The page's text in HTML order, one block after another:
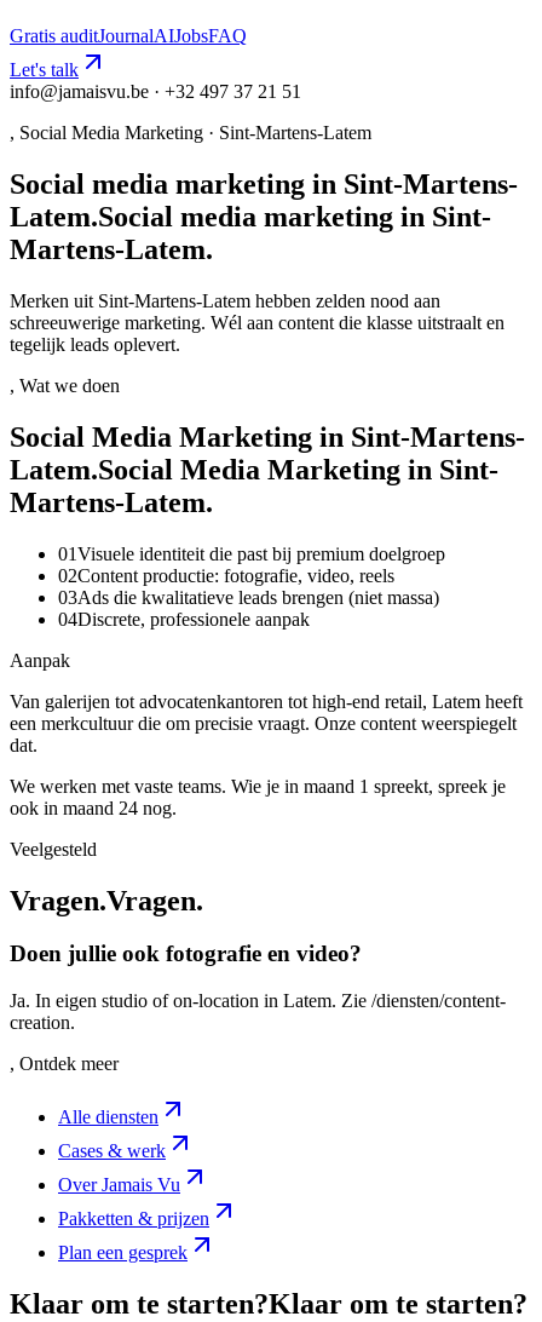
Gratis auditJournalAIJobsFAQ
Let's talk
info@jamaisvu.be · +32 497 37 21 51
, Social Media Marketing · Sint-Martens-Latem
Social media marketing in Sint-Martens-
Latem.Social media marketing in Sint-
Martens-Latem.
Merken uit Sint-Martens-Latem hebben zelden nood aan
schreeuwerige marketing. Wél aan content die klasse uitstraalt en
tegelijk leads oplevert.
, Wat we doen
Social Media Marketing in Sint-Martens-
Latem.Social Media Marketing in Sint-
Martens-Latem.
01Visuele identiteit die past bij premium doelgroep
02Content productie: fotografie, video, reels
03Ads die kwalitatieve leads brengen (niet massa)
04Discrete, professionele aanpak
Aanpak
Van galerijen tot advocatenkantoren tot high-end retail, Latem heeft
een merkcultuur die om precisie vraagt. Onze content weerspiegelt
dat.
We werken met vaste teams. Wie je in maand 1 spreekt, spreek je
ook in maand 24 nog.
Veelgesteld
Vragen.Vragen.
Doen jullie ook fotografie en video?
Ja. In eigen studio of on-location in Latem. Zie /diensten/content-
creation.
, Ontdek meer
Alle diensten
Cases & werk
Over Jamais Vu
Pakketten & prijzen
Plan een gesprek
Klaar om te starten?Klaar om te starten?